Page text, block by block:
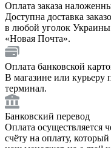
Оплата заказа
Доступна доставка
в любой уголок
«Новая Почта».
Оплата банковской
В магазине или курьеру
терминал.
Банковский перевод
Оплата осуществляется
счёту на оплату,